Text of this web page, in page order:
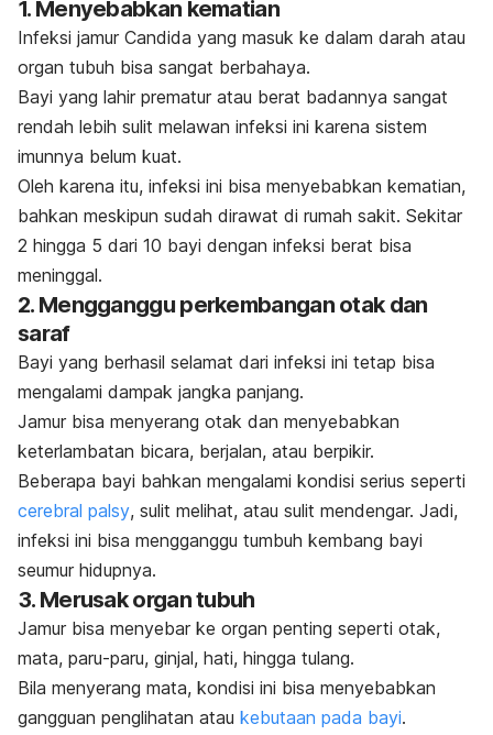
1. Menyebabkan kematian
Infeksi jamur Candida yang masuk ke dalam darah atau
organ tubuh bisa sangat berbahaya.
Bayi yang lahir prematur atau berat badannya sangat
rendah lebih sulit melawan infeksi ini karena sistem
imunnya belum kuat.
Oleh karena itu, infeksi ini bisa menyebabkan kematian,
bahkan meskipun sudah dirawat di rumah sakit. Sekitar
2 hingga 5 dari 10 bayi dengan infeksi berat bisa
meninggal.
2. Mengganggu perkembangan otak dan
saraf
Bayi yang berhasil selamat dari infeksi ini tetap bisa
mengalami dampak jangka panjang.
Jamur bisa menyerang otak dan menyebabkan
keterlambatan bicara, berjalan, atau berpikir.
Beberapa bayi bahkan mengalami kondisi serius seperti
cerebral palsy, sulit melihat, atau sulit mendengar. Jadi,
infeksi ini bisa mengganggu tumbuh kembang bayi
seumur hidupnya.
3. Merusak organ tubuh
Jamur bisa menyebar ke organ penting seperti otak,
mata, paru-paru, ginjal, hati, hingga tulang.
Bila menyerang mata, kondisi ini bisa menyebabkan
gangguan penglihatan atau kebutaan pada bayi.